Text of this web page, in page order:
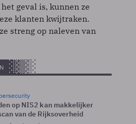
geval is, kunnen ze
klanten kwijtraken.
streng op naleven van
op NIS2 kan makkelijker
van de Rijksoverheid